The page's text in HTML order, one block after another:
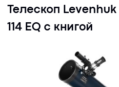
Телескоп
114 EQ с книгой